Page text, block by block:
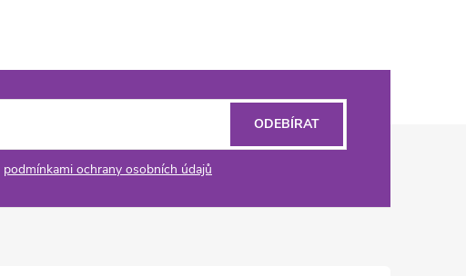
podmínkami ochrany osobních údajů
ODEBÍRAT